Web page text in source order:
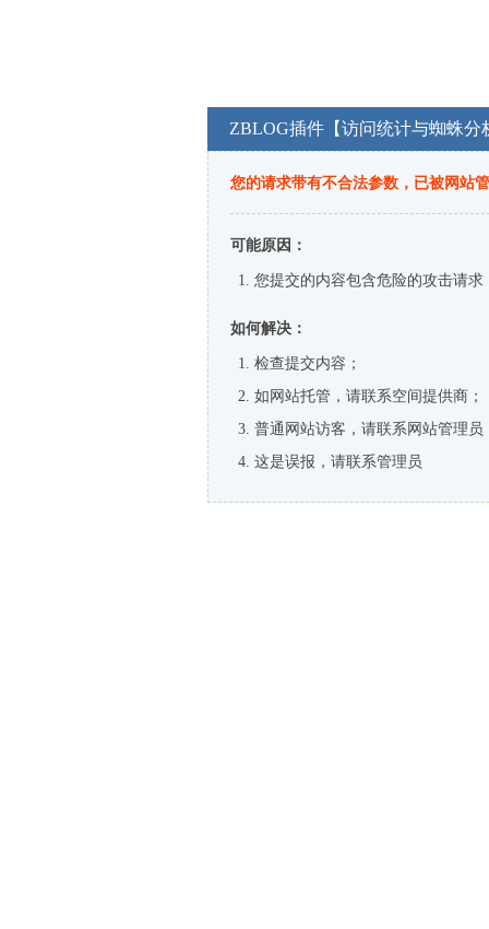
ZBLOG插件【访问统计与蜘蛛分
您的请求带有不合法参数，已被网站
可能原因：
您提交的内容包含危险的攻击请求
如何解决：
检查提交内容；
如网站托管，请联系空间提供商；
普通网站访客，请联系网站管理员
这是误报，请联系管理员